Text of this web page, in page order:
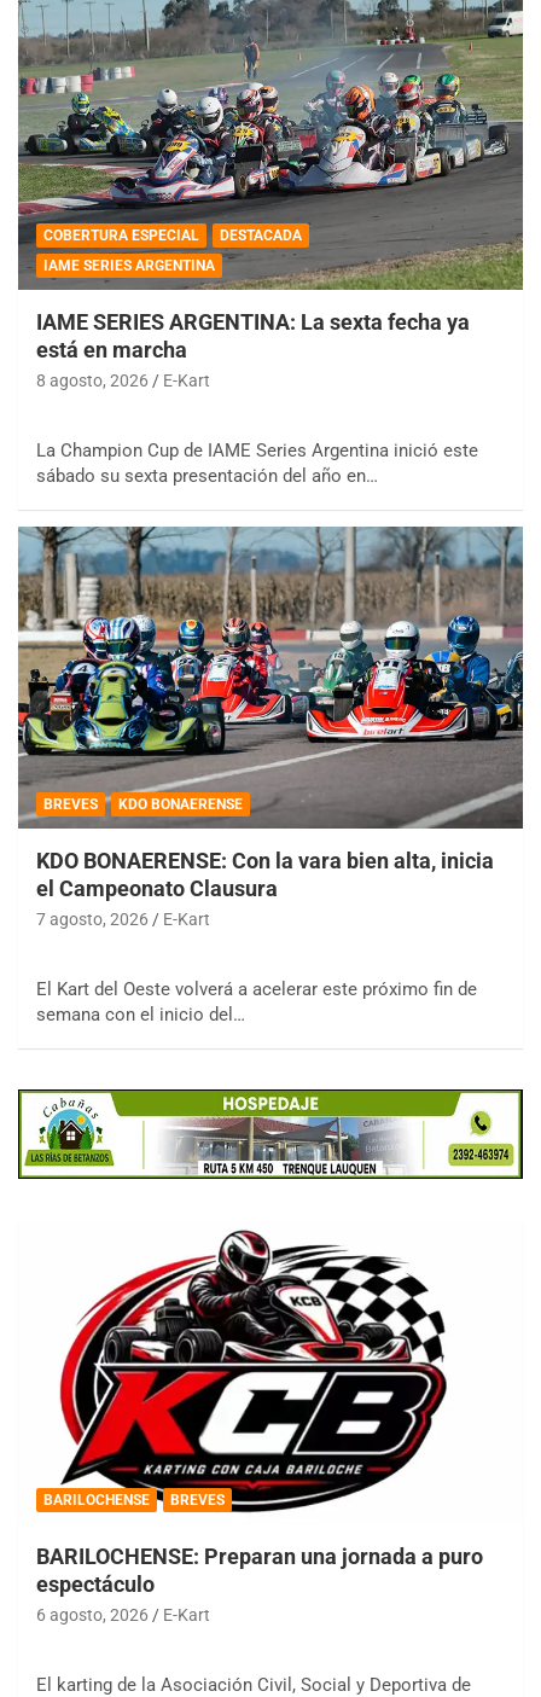
COBERTURA ESPECIAL
DESTACADA
IAME SERIES ARGENTINA
IAME SERIES ARGENTINA: La sexta fecha ya
está en marcha
8 agosto, 2026 E-Kart
La Champion Cup de IAME Series Argentina inició este
sábado su sexta presentación del año en…
BREVES KDO BONAERENSE
KDO BONAERENSE: Con la vara bien alta, inicia
el Campeonato Clausura
7 agosto, 2026 E-Kart
El Kart del Oeste volverá a acelerar este próximo fin de
semana con el inicio del…
BARILOCHENSE BREVES
BARILOCHENSE: Preparan una jornada a puro
espectáculo
6 agosto, 2026 E-Kart
El karting de la Asociación Civil, Social y Deportiva de